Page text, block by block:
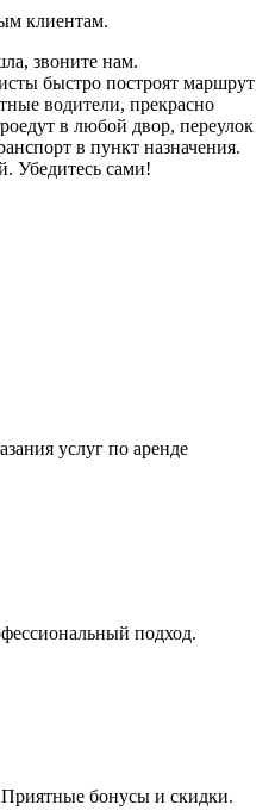
клиентам.
звоните нам.
быстро построят маршрут
водители, прекрасно
в любой двор, переулок
в пункт назначения.
Убедитесь сами!
услуг по аренде
подход.
бонусы и скидки.